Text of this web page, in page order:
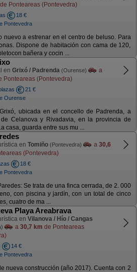
de Ponteareas (Pontevedra)
18 €
Pontevedra
nuevo a estrenar en el centro de beluso. Para
Dispone de habitación con cama de 120,
bañera y cocin ...
en Grixó / Padrenda (Ourense)
a
Ponteareas (Pontevedra)
21 €
Ourense
ubicada en el concello de Padrenda, a
Celanova y Rivadavia, en la provincia de
casa, guarda entre sus mu ...
en Tomiño (Pontevedra) a 30,6
(Pontevedra)
18 €
Pontevedra
Se trata de una finca cerrada, de 2. 000
con piscina y jardín, con un total de cinco
cuatro de ma ...
Playa Areabrava
en Vilanova / Hío / Cangas
a 30,7 km de Ponteareas
14 €
Pontevedra
nueva construcción (año 2017). Cuenta con 2